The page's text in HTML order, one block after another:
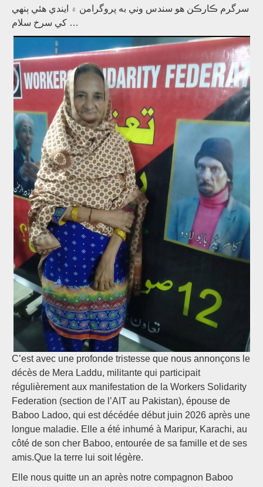
سرگرم ڪارڪن ھو سندس وني به پروگرامن ۾ ايندي ھئي ٻنھي
کي سرخ سلام …
C’est avec une profonde tristesse que nous annonçons le
décès de Mera Laddu, militante qui participait
régulièrement aux manifestation de la Workers Solidarity
Federation (section de l’AIT au Pakistan), épouse de
Baboo Ladoo, qui est décédée début juin 2026 après une
longue maladie. Elle a été inhumé à Maripur, Karachi, au
côté de son cher Baboo, entourée de sa famille et de ses
amis.Que la terre lui soit légère.
Elle nous quitte un an après notre compagnon Baboo